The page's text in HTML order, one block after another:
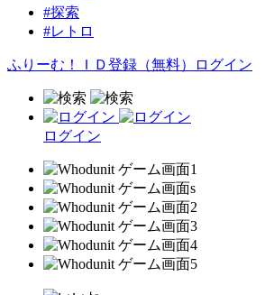
#探索
#レトロ
ふりーむ！ＩＤ登録（無料） ログイン
ログイン